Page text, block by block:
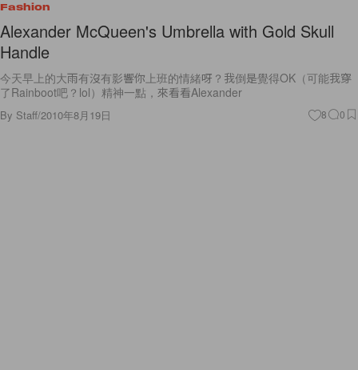
Fashion
Alexander McQueen's Umbrella with Gold Skull
Handle
今天早上的大雨有沒有影響你上班的情緒呀？我倒是覺得OK（可能我穿
了Rainboot吧？lol）精神一點，來看看Alexander
By Staff/2010年8月19日 8 0